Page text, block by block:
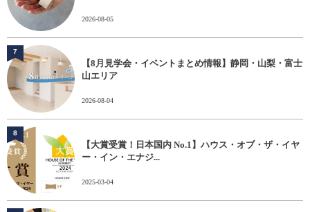
2026-08-05
【8月見学会・イベントまとめ情報】静岡・山梨・富士
山エリア
2026-08-04
7
【大賞受賞！日本国内 No.1】ハウス・オブ・ザ・イヤ
ー・イン・エナジ...
2025-03-04
8